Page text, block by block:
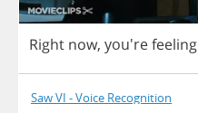
Right now, you'refeeling
Saw VI - Voice Recognition